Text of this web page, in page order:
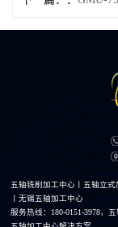
五轴铣削加工中心丨五轴立
丨无锡五轴加工中心
服务热线：180-0151-3978，